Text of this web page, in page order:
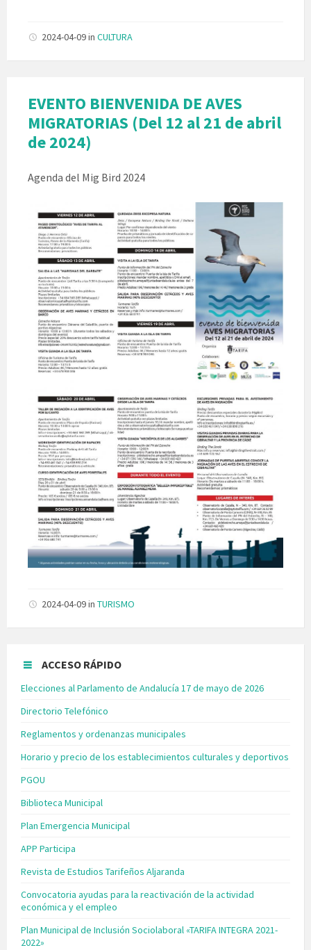
2024-04-09in CULTURA
EVENTO BIENVENIDA DE AVES
MIGRATORIAS (Del 12 al 21 de abril
de 2024)
Agenda del Mig Bird 2024
2024-04-09in TURISMO
ACCESO RÁPIDO
Elecciones al Parlamento de Andalucía 17 de mayo de 2026
Directorio Telefónico
Reglamentos y ordenanzas municipales
Horario y precio de los establecimientos culturales y deportivos
PGOU
Biblioteca Municipal
Plan Emergencia Municipal
APP Participa
Revista de Estudios Tarifeños Aljaranda
Convocatoria ayudas para la reactivación de la actividad
económica y el empleo
Plan Municipal de Inclusión Sociolaboral «TARIFA INTEGRA 2021-
2022»